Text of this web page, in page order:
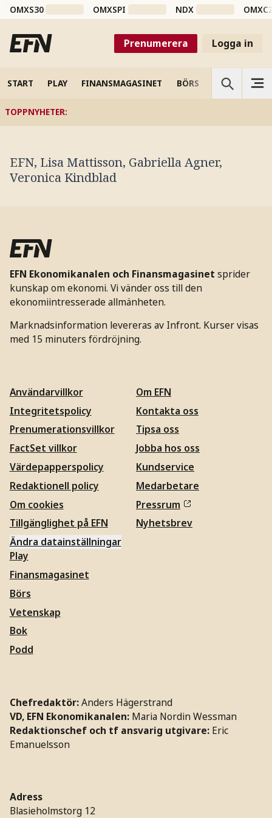
OMXS30 OMXSPI NDX
Prenumerera Logga in
START PLAY FINANSMAGASINET BÖRS VETENSKAP
TOPPNYHETER:
EFN, Lisa Mattisson, Gabriella Agner,
Veronica Kindblad
EFN Ekonomikanalen och Finansmagasinet sprider
kunskap om ekonomi. Vi vänder oss till den
ekonomiintresserade allmänheten.
Marknadsinformation levereras av Infront. Kurser visas
med 15 minuters fördröjning.
Användarvillkor
Integritetspolicy
Prenumerationsvillkor
FactSet villkor
Värdepapperspolicy
Redaktionell policy
Om cookies
Tillgänglighet på EFN
Ändra datainställningar
Om EFN
Kontakta oss
Tipsa oss
Jobba hos oss
Kundservice
Medarbetare
Pressrum
Nyhetsbrev
Play
Finansmagasinet
Börs
Vetenskap
Bok
Podd
Chefredaktör:Anders Hägerstrand
VD, EFN Ekonomikanalen: Maria Nordin Wessman
Redaktionschef och tf ansvarig utgivare: Eric
Emanuelsson
Adress
Blasieholmstorg 12